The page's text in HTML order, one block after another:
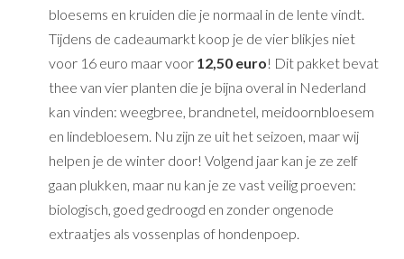
bloesems en kruiden die je normaal in de lente vindt.
Tijdens de cadeaumarkt koop je de vier blikjes niet
voor 16 euro maar voor 12,50 euro! Dit pakket bevat
thee van vier planten die je bijna overal in Nederland
kan vinden: weegbree, brandnetel, meidoornbloesem
en lindebloesem. Nu zijn ze uit het seizoen, maar wij
helpen je de winter door! Volgend jaar kan je ze zelf
gaan plukken, maar nu kan je ze vast veilig proeven:
biologisch, goed gedroogd en zonder ongenode
extraatjes als vossenplas of hondenpoep.